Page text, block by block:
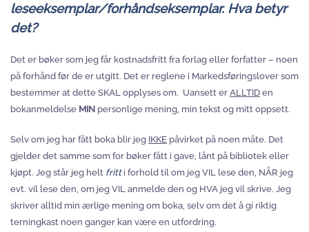
leseeksemplar/forhåndseksemplar. Hva betyr
det?
Det er bøker som jeg får kostnadsfritt fra forlag eller forfatter – noen
på forhånd før de er utgitt. Det er reglene i Markedsføringslover som
bestemmer at dette SKAL opplyses om. Uansett erALLTIDen
bokanmeldelse MIN personlige mening, min tekst og mitt oppsett.
Selv om jeg har fått boka blir jeg IKKE påvirket på noen måte. Det
gjelder det samme som for bøker fått i gave, lånt på bibliotek eller
kjøpt. Jeg står jeg helt fritti forhold til om jeg VIL lese den, NÅR jeg
evt. vil lese den, om jeg VIL anmelde den og HVA jeg vil skrive. Jeg
skriver alltid min ærlige mening om boka, selv om det å gi riktig
terningkast noen ganger kan være en utfordring.